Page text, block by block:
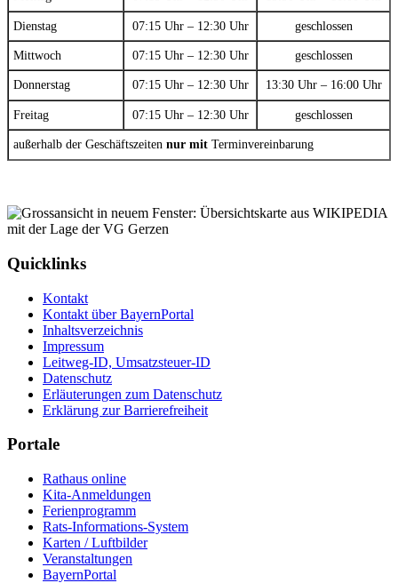
Dienstag 07:15 Uhr – 12:30 Uhr geschlossen
Mittwoch 07:15 Uhr – 12:30 Uhr geschlossen
Donnerstag 07:15 Uhr – 12:30 Uhr 13:30 Uhr – 16:00 Uhr
Freitag 07:15 Uhr – 12:30 Uhr geschlossen
außerhalb der Geschäftszeiten nur mit Terminvereinbarung
Quicklinks
Kontakt
Kontakt über BayernPortal
Inhaltsverzeichnis
Impressum
Leitweg-ID, Umsatzsteuer-ID
Datenschutz
Erläuterungen zum Datenschutz
Erklärung zur Barrierefreiheit
Portale
Rathaus online
Kita-Anmeldungen
Ferienprogramm
Rats-Informations-System
Karten / Luftbilder
Veranstaltungen
BayernPortal